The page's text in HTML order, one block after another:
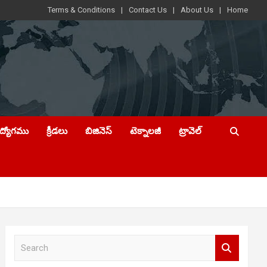
Terms & Conditions Contact Us About Us Home
క్రీడలు బిజినెస్ టెక్నాలజీ ట్రావెల్